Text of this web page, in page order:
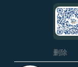
删除